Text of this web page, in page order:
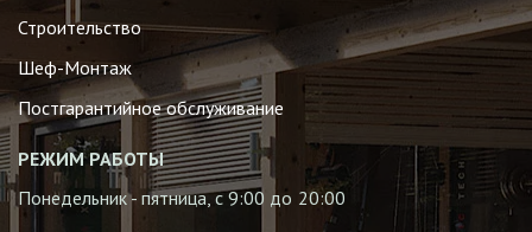
Строительство
Шеф-Монтаж
Постгарантийное обслуживание
РЕЖИМ РАБОТЫ
Понедельник - пятница, с 9:00 до 20:00